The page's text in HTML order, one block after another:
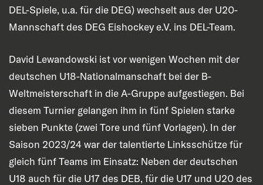
DEL-Spiele, u.a. für die DEG) wechselt aus der U20-
Mannschaft des DEG Eishockey e.V. ins DEL-Team.
David Lewandowski ist vor wenigen Wochen mit der
deutschen U18-Nationalmanschaft bei der B-
Weltmeisterschaft in die A-Gruppe aufgestiegen. Bei
diesem Turnier gelangen ihm in fünf Spielen starke
sieben Punkte (zwei Tore und fünf Vorlagen). In der
Saison 2023/24 war der talentierte Linksschütze für
gleich fünf Teams im Einsatz: Neben der deutschen
U18 auch für die U17 des DEB, für die U17 und U20 des